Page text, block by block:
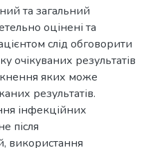
та загальний
оцінені та
слід обговорити
очікуваних результатів
яких може
результатів.
інфекційних
після
використання